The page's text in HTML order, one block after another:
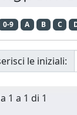
0-9 A B C
le iniziali:
1 a 1 di 1